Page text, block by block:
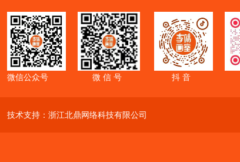
微信公众号 微 信 号 抖 音
技术支持： 浙江北鼎网络科技有限公司